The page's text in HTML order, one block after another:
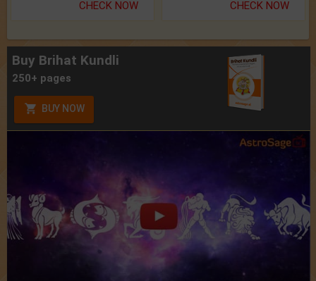
CHECK NOW CHECK NOW
Buy Brihat Kundli
250+ pages
BUY NOW